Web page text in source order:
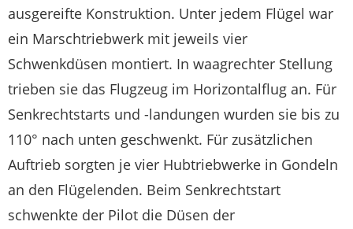
ausgereifte Konstruktion. Unter jedem Flügel war
ein Marschtriebwerk mit jeweils vier
Schwenkdüsen montiert. In waagrechter Stellung
trieben sie das Flugzeug im Horizontalflug an. Für
Senkrechtstarts und -landungen wurden sie bis zu
110° nach unten geschwenkt. Für zusätzlichen
Auftrieb sorgten je vier Hubtriebwerke in Gondeln
an den Flügelenden. Beim Senkrechtstart
schwenkte der Pilot die Düsen der